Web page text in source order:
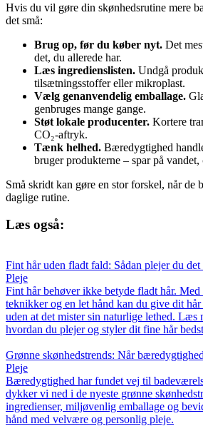
Hvis du vil gøre din skønhedsrutine mere
det små:
Brug op, før du køber nyt. Det
det, du allerede har.
Læs ingredienslisten. Undgå
tilsætningsstoffer eller mikroplast.
Vælg genanvendelig emballage.
genbruges mange gange.
Støt lokale producenter. Kortere
CO₂-aftryk.
Tænk helhed. Bæredygtighed
bruger produkterne – spar på vandet,
Små skridt kan gøre en stor forskel, når de
daglige rutine.
Læs også:
Fint hår uden fladt fald: Sådan plejer du det
Pleje
Fint hår behøver ikke betyde fladt hår.
teknikker og en let hånd kan du give dit
uden at det mister sin naturlige lethed. Læs
hvordan du plejer og styler dit fine hår
Grønne skønhedstrends: Når
Pleje
Bæredygtighed har fundet vej til
dykker vi ned i de nyeste grønne
ingredienser, miljøvenlig emballage og
hånd med velvære og personlig pleje.